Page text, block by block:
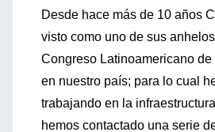
Desde hace más de 10 años
visto como uno de sus
Congreso Latinoamericano
en nuestro país; para lo cual
trabajando en la
hemos contactado una serie